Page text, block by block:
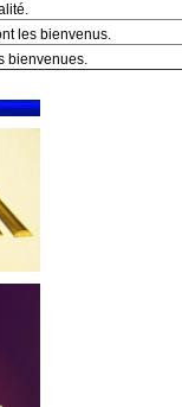
les bienvenus.
bienvenues.